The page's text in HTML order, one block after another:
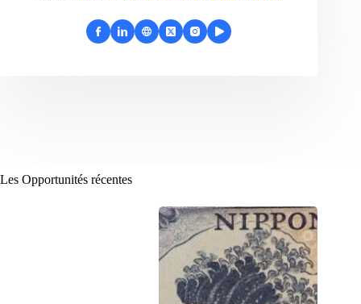
Les Opportunités récentes